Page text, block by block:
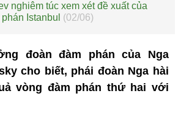
nghiêm túc xem xét đề xuất của
Istanbul (02/06)
đoàn đàm phán của Nga
cho biết, phái đoàn Nga hài
vòng đàm phán thứ hai với